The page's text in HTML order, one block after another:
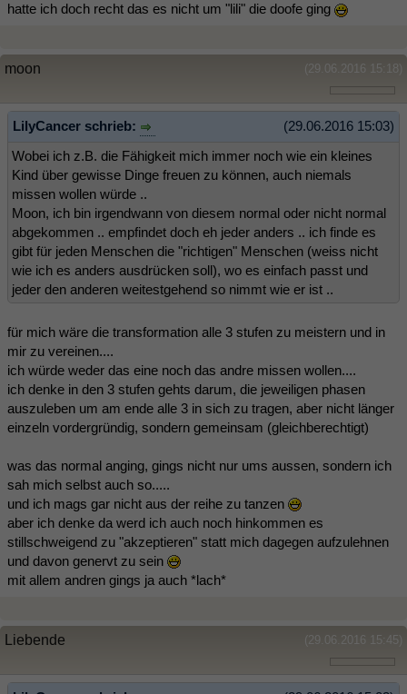
hatte ich doch recht das es nicht um "lili" die doofe ging
(29.06.2016 15:18)
moon
(29.06.2016 15:03)
LilyCancer schrieb:
Wobei ich z.B. die Fähigkeit mich immer noch wie ein kleines
Kind über gewisse Dinge freuen zu können, auch niemals
missen wollen würde ..
Moon, ich bin irgendwann von diesem normal oder nicht normal
abgekommen .. empfindet doch eh jeder anders .. ich finde es
gibt für jeden Menschen die "richtigen" Menschen (weiss nicht
wie ich es anders ausdrücken soll), wo es einfach passt und
jeder den anderen weitestgehend so nimmt wie er ist ..
für mich wäre die transformation alle 3 stufen zu meistern und in
mir zu vereinen....
ich würde weder das eine noch das andre missen wollen....
ich denke in den 3 stufen gehts darum, die jeweiligen phasen
auszuleben um am ende alle 3 in sich zu tragen, aber nicht länger
einzeln vordergründig, sondern gemeinsam (gleichberechtigt)
was das normal anging, gings nicht nur ums aussen, sondern ich
sah mich selbst auch so.....
und ich mags gar nicht aus der reihe zu tanzen
aber ich denke da werd ich auch noch hinkommen es
stillschweigend zu "akzeptieren" statt mich dagegen aufzulehnen
und davon genervt zu sein
mit allem andren gings ja auch *lach*
(29.06.2016 15:45)
Liebende